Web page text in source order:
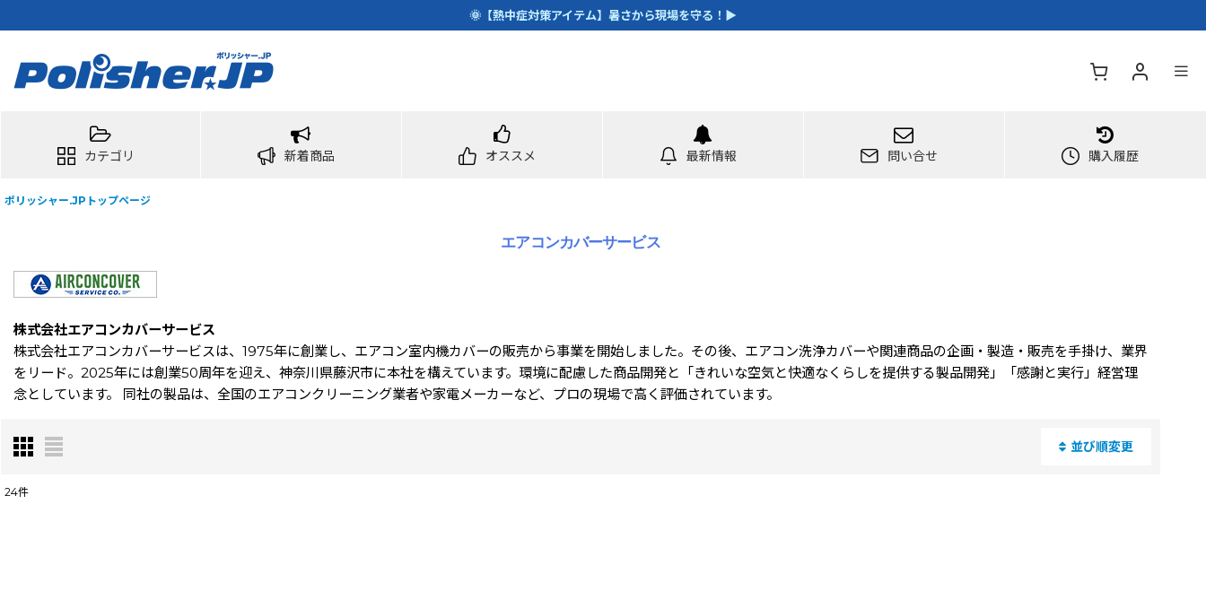
🌞【熱中症対策アイテム】暑さから現場を守る！▶
カテゴリ 新着商品 オススメ 最新情報 問い合せ 購入履歴
ポリッシャー.JPトップページ
エアコンカバーサービス
株式会社エアコンカバーサービス
株式会社エアコンカバーサービスは、1975年に創業し、エアコン室内機カバーの販売から事業を開始しました。その後、エアコン洗浄カバーや関連商品の企画・製造・販売を手掛け、業界
をリード。2025年には創業50周年を迎え、神奈川県藤沢市に本社を構えています。環境に配慮した商品開発と「きれいな空気と快適なくらしを提供する製品開発」「感謝と実行」経営理
念としています。 同社の製品は、全国のエアコンクリーニング業者や家電メーカーなど、プロの現場で高く評価されています。
並び順変更
24件